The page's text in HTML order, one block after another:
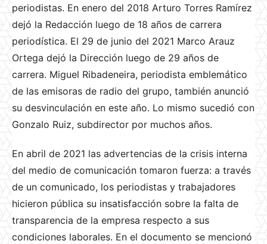
periodistas. En enero del 2018 Arturo Torres Ramírez
dejó la Redacción luego de 18 años de carrera
periodística. El 29 de junio del 2021 Marco Arauz
Ortega dejó la Dirección luego de 29 años de
carrera. Miguel Ribadeneira, periodista emblemático
de las emisoras de radio del grupo, también anunció
su desvinculación en este año. Lo mismo sucedió con
Gonzalo Ruiz, subdirector por muchos años.
En abril de 2021 las advertencias de la crisis interna
del medio de comunicación tomaron fuerza: a través
de un comunicado, los periodistas y trabajadores
hicieron pública su insatisfacción sobre la falta de
transparencia de la empresa respecto a sus
condiciones laborales. En el documento se mencionó